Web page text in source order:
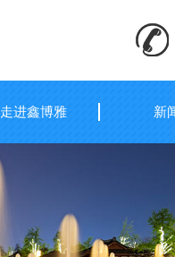
走进鑫博雅 新